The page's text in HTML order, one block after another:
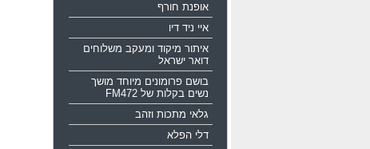
אופנת חורף
איי ניד דיו
איתור מיקוד ומעקב משלוחים
דואר ישראל
בושם פרומונים מיוחד מושך
נשים בקלות של FM472
גלאי מתכות וזהב
דלי הפלא